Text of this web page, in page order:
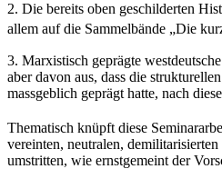
2. Die bereits oben geschilderten
allem auf die Sammelbände „Die
3. Marxistisch geprägte
aber davon aus, dass die
massgeblich geprägt hatte, nach
Thematisch knüpft diese
vereinten, neutralen,
umstritten, wie ernstgemeint der